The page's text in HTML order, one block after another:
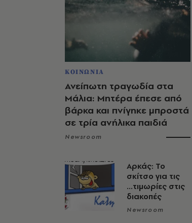
ΚΟΙΝΩΝΙΑ
Ανείπωτη τραγωδία στα
Μάλια: Μητέρα έπεσε από
βάρκα και πνίγηκε μπροστά
σε τρία ανήλικα παιδιά
Newsroom
Αρκάς: Το
σκίτσο για τις
...τιμωρίες στις
διακοπές
Newsroom